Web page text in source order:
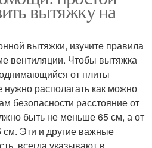
вытяжку на
вытяжки, изучите правила
вентиляции. Чтобы вытяжка
от плиты
располагать как можно
безопасности расстояние от
быть не меньше 65 см, а от
Эти и другие важные